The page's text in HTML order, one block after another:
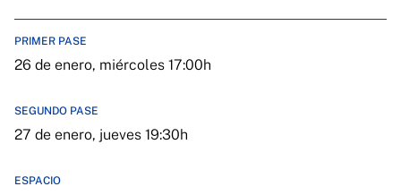
PRIMER PASE
26 de enero, miércoles 17:00h
SEGUNDO PASE
27 de enero, jueves 19:30h
ESPACIO